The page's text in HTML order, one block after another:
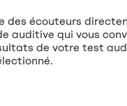
des écouteurs
auditive qui vous
de votre test